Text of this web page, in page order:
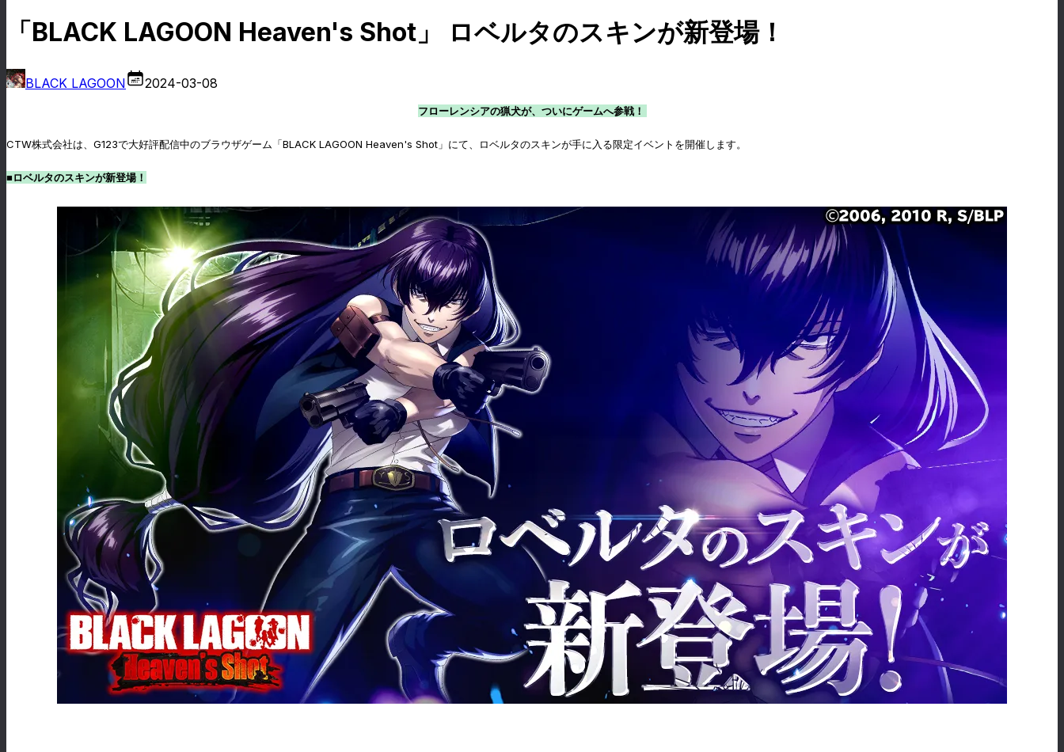
「BLACK LAGOON Heaven's Shot」 ロベルタのスキンが新登場！
BLACK LAGOON 2024-03-08
フローレンシアの猟犬が、ついにゲームへ参戦！
CTW株式会社は、G123で大好評配信中のブラウザゲーム「BLACK LAGOON Heaven's Shot」にて、ロベルタのスキンが手に入る限定イベントを開催します。
■ロベルタのスキンが新登場！